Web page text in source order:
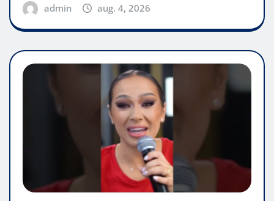
admin aug. 4, 2026